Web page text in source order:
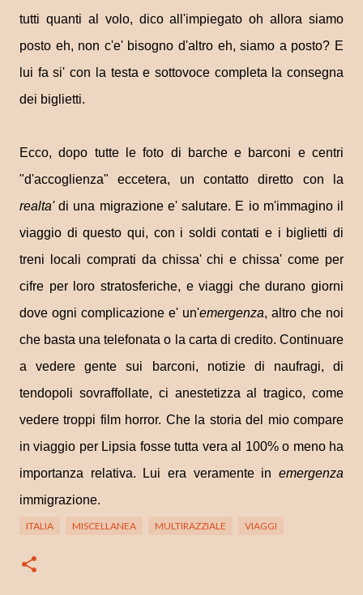
tutti quanti al volo, dico all'impiegato oh allora siamo
posto eh, non c'e' bisogno d'altro eh, siamo a posto? E
lui fa si' con la testa e sottovoce completa la consegna
dei biglietti.
Ecco, dopo tutte le foto di barche e barconi e centri
"d'accoglienza" eccetera, un contatto diretto con la
realta'di una migrazione e' salutare. E io m'immagino il
viaggio di questo qui, con i soldi contati e i biglietti di
treni locali comprati da chissa' chi e chissa' come per
cifre per loro stratosferiche, e viaggi che durano giorni
dove ogni complicazione e' un'emergenza, altro che noi
che basta una telefonata o la carta di credito. Continuare
a vedere gente sui barconi, notizie di naufragi, di
tendopoli sovraffollate, ci anestetizza al tragico, come
vedere troppi film horror. Che la storia del mio compare
in viaggio per Lipsia fosse tutta vera al 100% o meno ha
importanza relativa. Lui era veramente in emergenza
immigrazione.
ITALIA MISCELLANEA MULTIRAZZIALE VIAGGI